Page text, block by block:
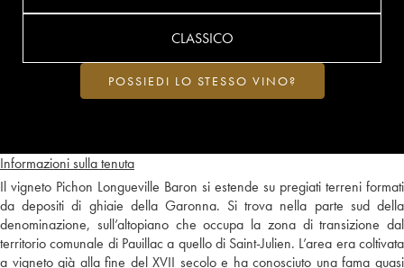
Informazioni sulla tenuta
Il vigneto Pichon Longueville Baron si estende su pregiati terreni formati
da depositi di ghiaie della Garonna. Si trova nella parte sud della
denominazione, sull’altopiano che occupa la zona di transizione dal
territorio comunale di Pauillac a quello di Saint-Julien. L’area era coltivata
a vigneto già alla fine del XVII secolo e ha conosciuto una fama quasi
CLASSICO
POSSIEDI LO STESSO VINO?